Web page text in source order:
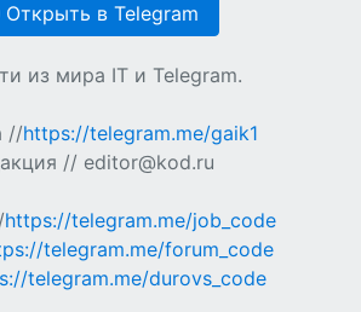
Открыть в Telegram
из мира IT и Telegram.
//https://telegram.me/gaik1
// editor@kod.ru
https://telegram.me/job_code
telegram.me/forum_code
telegram.me/durovs_code